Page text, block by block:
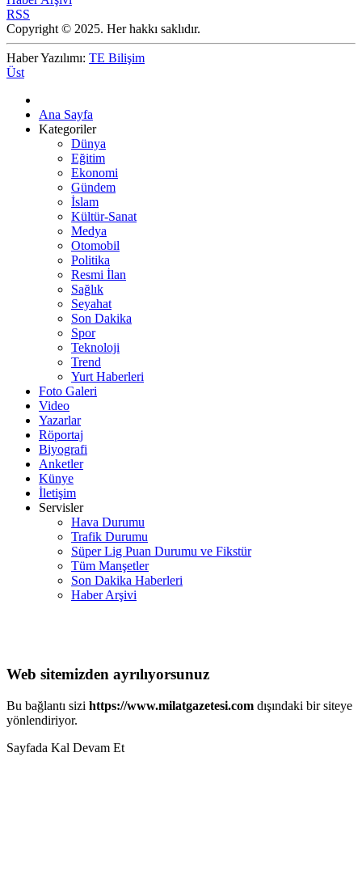
RSS
Copyright © 2025. Her hakkı saklıdır.
Haber Yazılımı: TE Bilişim
Üst
Ana Sayfa
Kategoriler
Dünya
Eğitim
Ekonomi
Gündem
İslam
Kültür-Sanat
Medya
Otomobil
Politika
Resmi İlan
Sağlık
Seyahat
Son Dakika
Spor
Teknoloji
Trend
Yurt Haberleri
Foto Galeri
Video
Yazarlar
Röportaj
Biyografi
Anketler
Künye
İletişim
Servisler
Hava Durumu
Trafik Durumu
Süper Lig Puan Durumu ve Fikstür
Tüm Manşetler
Son Dakika Haberleri
Haber Arşivi
Web sitemizden ayrılıyorsunuz
Bu bağlantı sizi https://www.milatgazetesi.com dışındaki bir siteye
yönlendiriyor.
Sayfada Kal Devam Et